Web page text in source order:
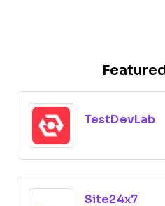
TestDevLab
Site24x7